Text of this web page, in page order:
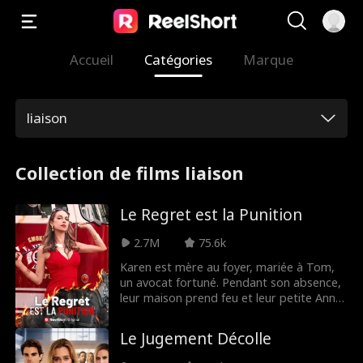
Accueil Catégories Marque
liaison
Collection de films liaison
Le Regret est la Punition
2.7M
75.6k
Karen est mère au foyer, mariée à Tom,
un avocat fortuné. Pendant son absence,
leur maison prend feu et leur petite Anna,
mourir. Merry, une passante courageuse,
accompagne les pompiers qui emmènent
Anna à l'hôpital. Bob, le chef des
Le Jugement Décolle